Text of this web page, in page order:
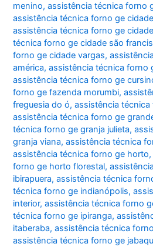
menino,assistência técnica forno
assistência técnica forno ge
assistência técnica forno ge
técnica forno ge cidade são
forno ge cidade vargas,
américa,assistência técnica forno
assistência técnica forno ge
forno ge fazenda morumbi,
freguesia do ó,assistência
assistência técnica forno ge
técnica forno ge granja julieta,
granja viana,assistência técnica
assistência técnica forno ge horto
forno ge horto florestal,
ibirapuera,assistência técnica
técnica forno ge indianópolis,
interior,assistência técnica forno
técnica forno ge ipiranga,
itaberaba,assistência técnica
assistência técnica forno ge